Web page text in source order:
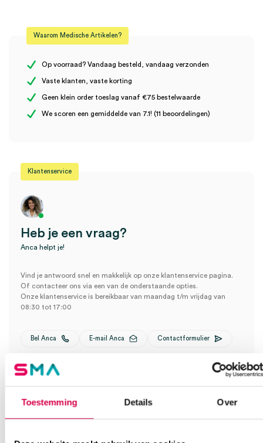
Toestemming Details Over
Steriel onsteriel
Er zijn nog geen beoordelingen.
(1)” te beoordelen
Waarom Medische Artikelen?
Op voorraad? Vandaag besteld, vandaag verzonden
Vaste klanten, vaste korting
Geen klein order toeslag vanaf €75 bestelwaarde
We scoren een gemiddelde van 7.1! (11 beoordelingen)
Klantenservice
Heb je een vraag?
Anca helpt je!
Vind je antwoord snel en makkelijk op onze klantenservice pagina.
Of contacteer ons via een van de onderstaande opties.
Onze klantenservice is bereikbaar van maandag t/m vrijdag van
08:30 tot 17:00
Bel Anca E-mail Anca Contactformulier